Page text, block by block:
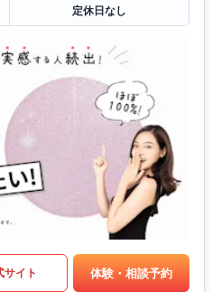
定休日なし
サイト 体験・相談予約